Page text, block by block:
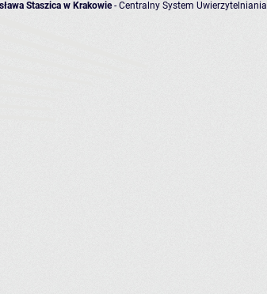
Staszica w Krakowie- Centralny System Uwierzytelniania